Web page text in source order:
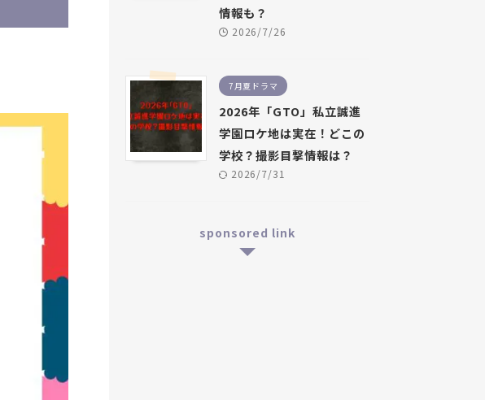
情報も？
2026/7/26
7月夏ドラマ
2026年「GTO」私立誠進
学園ロケ地は実在！どこの
学校？撮影目撃情報は？
2026/7/31
sponsored link